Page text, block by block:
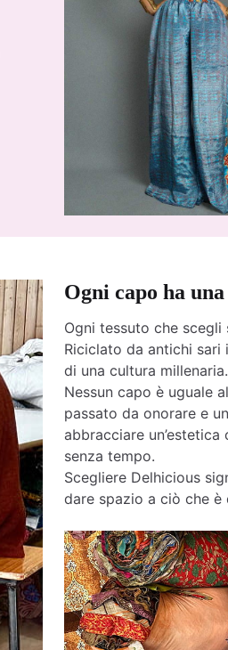
Ogni capo ha
Ogni tessuto che
Riciclato da antichi sari
di una cultura millenaria.
Nessun capo è uguale
passato da onorare e
abbracciare
senza tempo.
Scegliere Delhicious
dare spazio a ciò che